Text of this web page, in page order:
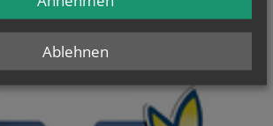
Ablehnen